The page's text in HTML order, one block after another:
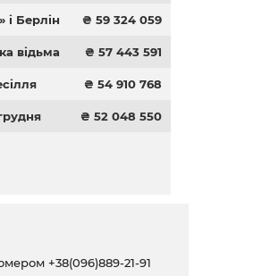
і Берлін ₴ 59 324 059
відьма ₴ 57 443 591
₴ 54 910 768
₴ 52 048 550
+38(096)889-21-91